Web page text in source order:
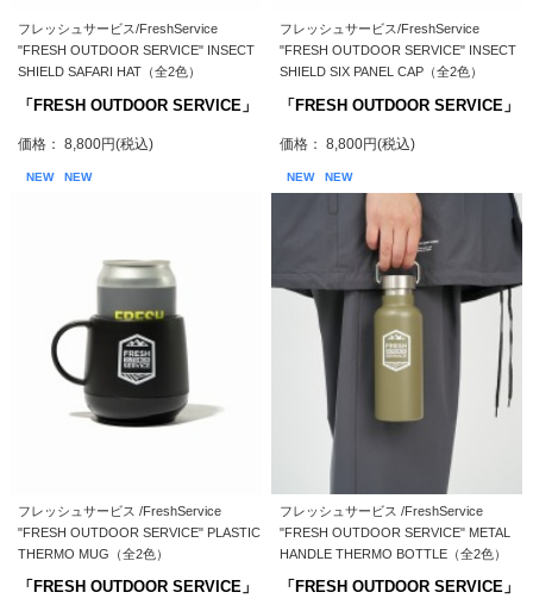
フレッシュサービス/FreshService
"FRESH OUTDOOR SERVICE" INSECT
SHIELD SAFARI HAT（全2色）
「FRESH OUTDOOR SERVICE」
価格： 8,800円(税込)
フレッシュサービス/FreshService
"FRESH OUTDOOR SERVICE" INSECT
SHIELD SIX PANEL CAP（全2色）
「FRESH OUTDOOR SERVICE」
価格： 8,800円(税込)
NEW NEW
フレッシュサービス /FreshService
"FRESH OUTDOOR SERVICE" PLASTIC
THERMO MUG（全2色）
「FRESH OUTDOOR SERVICE」
NEW NEW
フレッシュサービス /FreshService
"FRESH OUTDOOR SERVICE" METAL
HANDLE THERMO BOTTLE（全2色）
「FRESH OUTDOOR SERVICE」